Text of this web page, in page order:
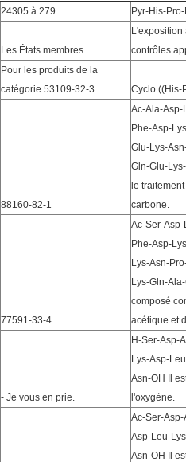
24305 à 279 Pyr-His-
Les États membres
L'exposition
contrôles
Pour les produits de la
catégorie 53109-32-3
Cyclo ((His-
88160-82-1
Ac-Ala-Asp-
Phe-Asp-
Glu-Lys-
Gln-Glu-
le
carbone.
77591-33-4
Ac-Ser-
Phe-Asp-
Lys-Asn-
Lys-Gln-
composé
acétique et
- Je vous en prie.
H-Ser-Asp-
Lys-Asp-
Asn-OH Il
l'oxygène.
Ac-Ser-
Asp-Leu-
Asn-OH Il